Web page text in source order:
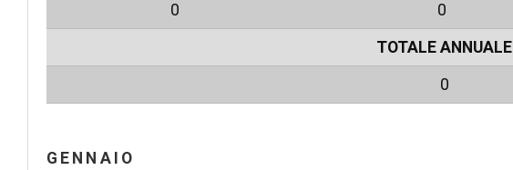
0 0
TOTALE ANNUALE
0
GENNAIO